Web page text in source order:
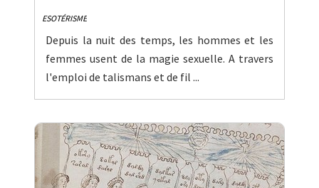
ESOTÉRISME
Depuis la nuit des temps, les hommes et les
femmes usent de la magie sexuelle. A travers
l'emploi de talismans et de fil ...